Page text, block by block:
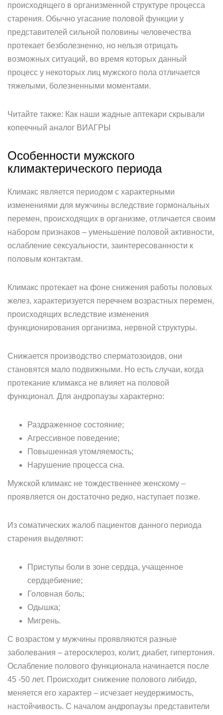
происходящего в организменной структуре процесса
старения. Обычно угасание половой функции у
представителей сильной половины человечества
протекает безболезненно, но нельзя отрицать
возможных ситуаций, во время которых данный
процесс у некоторых лиц мужского пола отличается
тяжелыми, болезненными моментами.
Читайте также: Как наши жадные аптекари скрывали
копеечный аналог ВИАГРЫ
Особенности мужского
климактерического периода
Климакс является периодом с характерными
изменениями для мужчины вследствие гормональных
перемен, происходящих в организме, отличается своим
набором признаков – уменьшение половой активности,
ослабление сексуальности, заинтересованности к
половым контактам.
Климакс протекает на фоне снижения работы половых
желез, характеризуется перечнем возрастных перемен,
происходящих вследствие изменения
функционирования организма, нервной структуры.
Снижается производство сперматозоидов, они
становятся мало подвижными. Но есть случаи, когда
протекание климакса не влияет на половой
функционал. Для андропаузы характерно:
Раздраженное состояние;
Агрессивное поведение;
Повышенная утомляемость;
Нарушение процесса сна.
Мужской климакс не тождественнее женскому –
проявляется он достаточно редко, наступает позже.
Из соматических жалоб пациентов данного периода
старения выделяют:
Приступы боли в зоне сердца, учащенное
сердцебиение;
Головная боль;
Одышка;
Мигрень.
С возрастом у мужчины проявляются разные
заболевания – атеросклероз, колит, диабет, гипертония.
Ослабление полового функционала начинается после
45 -50 лет. Происходит снижение полового либидо,
меняется его характер – исчезает неудержимость,
настойчивость. С началом андропаузы представители